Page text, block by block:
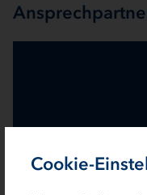
Cookie-